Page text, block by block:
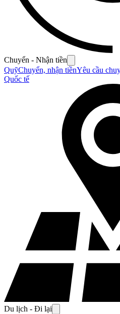
Chuyển - Nhận tiền
QuỹChuyển, nhận tiềnYêu cầu
Quốc tế
Du lịch - Đi lại